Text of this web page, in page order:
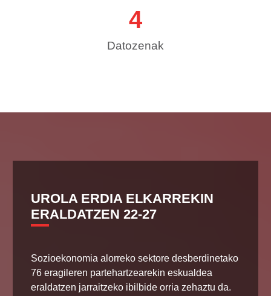
4
Datozenak
UROLA ERDIA ELKARREKIN
ERALDATZEN 22-27
Sozioekonomia alorreko sektore desberdinetako
76 eragileren partehartzearekin eskualdea
eraldatzen jarraitzeko ibilbide orria zehaztu da.